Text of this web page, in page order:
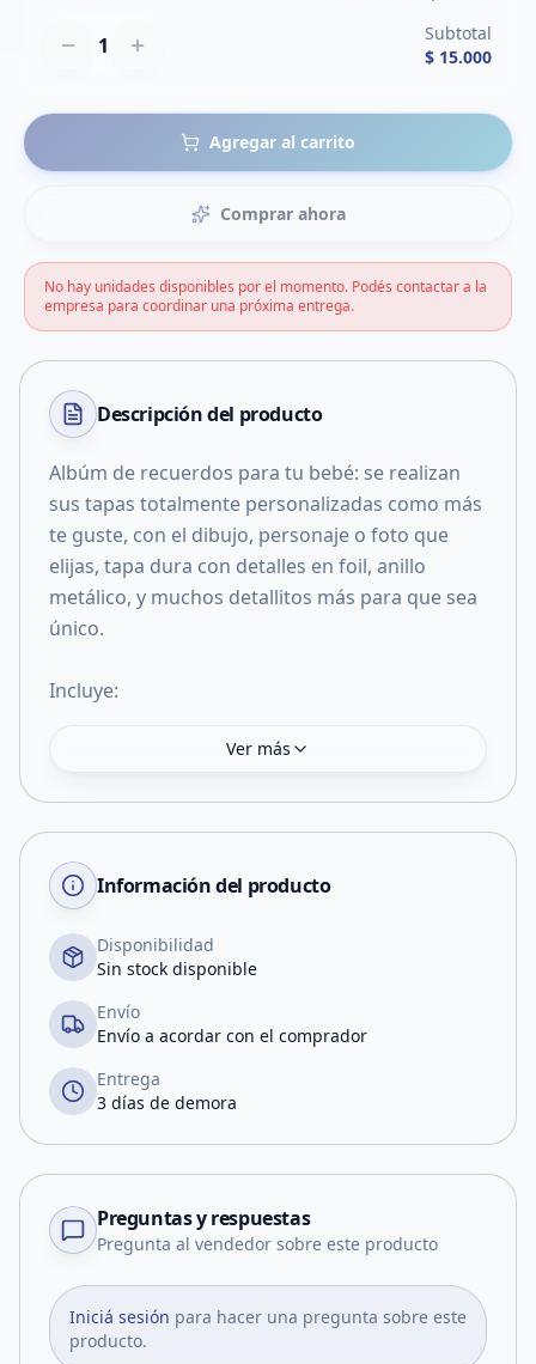
1
Subtotal
$ 15.000
Agregar al carrito
Comprar ahora
No hay unidades disponibles por el momento. Podés contactar a la
empresa para coordinar una próxima entrega.
Descripción del producto
Albúm de recuerdos para tu bebé: se realizan
sus tapas totalmente personalizadas como más
te guste, con el dibujo, personaje o foto que
elijas, tapa dura con detalles en foil, anillo
metálico, y muchos detallitos más para que sea
único.
Incluye:
Ver más
Información del producto
Disponibilidad
Sin stock disponible
Envío
Envío a acordar con el comprador
Entrega
3 días de demora
Preguntas y respuestas
Pregunta al vendedor sobre este producto
Iniciá sesión para hacer una pregunta sobre este
producto.